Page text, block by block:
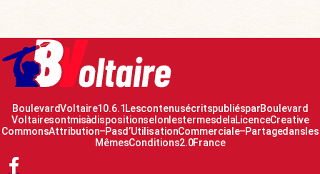
Boulevard Voltaire 10.6.1 Les contenus écrits publiés par Boulevard
Voltaire sont mis à disposition selon les termes de la Licence Creative
Commons Attribution – Pas d’Utilisation Commerciale – Partage dans les
Mêmes Conditions 2.0 France